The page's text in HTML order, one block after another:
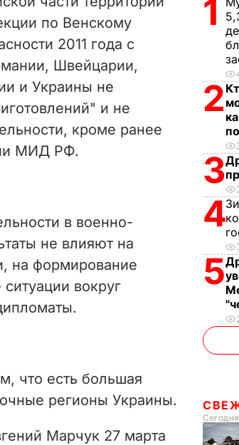
по Венскому
2011 года с
Швейцарии,
и Украины не
и не
кроме ранее
МИД РФ.
в военно-
не влияют на
на формирование
вокруг
что есть большая
регионы Украины.
Марчук 27 марта
1
2
3
4
5